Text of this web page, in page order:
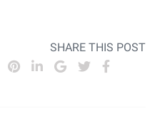
SHARE THIS POST